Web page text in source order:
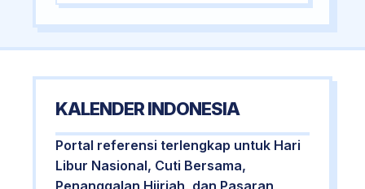
KALENDER INDONESIA
Portal referensi terlengkap untuk Hari
Libur Nasional, Cuti Bersama,